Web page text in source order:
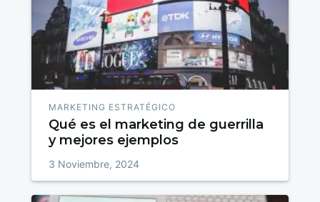
MARKETING ESTRATÉGICO
Qué es el marketing de guerrilla
y mejores ejemplos
3 Noviembre, 2024